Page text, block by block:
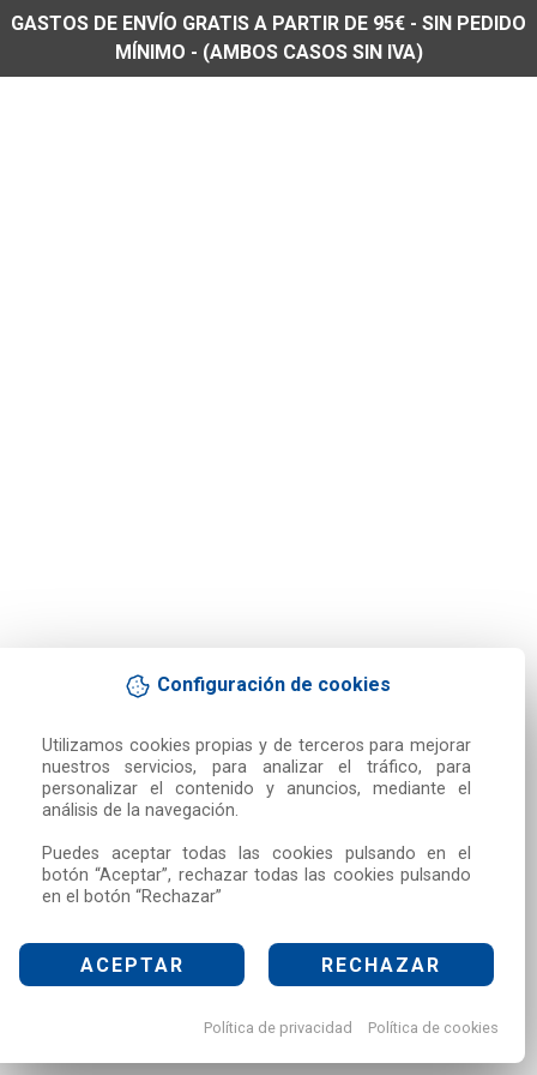
Configuración de cookies
Utilizamos cookies propias y de terceros para mejorar
nuestros servicios, para analizar el tráfico, para
personalizar el contenido y anuncios, mediante el
análisis de la navegación.
Puedes aceptar todas las cookies pulsando en el
botón “Aceptar”, rechazar todas las cookies pulsando
en el botón “Rechazar”
ACEPTAR RECHAZAR
Política de privacidad Política de cookies
GASTOS DE ENVÍO GRATIS A PARTIR DE 95€ - SIN PEDIDO
MÍNIMO - (AMBOS CASOS SIN IVA)